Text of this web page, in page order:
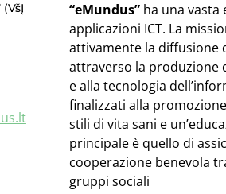
(VšĮ
“eMundus”ha una vasta
applicazioni ICT. La
attivamente la diffusione
attraverso la produzione
e alla tecnologia
finalizzati alla
stili di vita sani e
principale è quello di
cooperazione benevola
gruppi sociali